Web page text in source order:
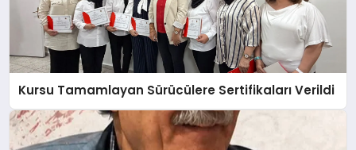
Kursu Tamamlayan Sürücülere Sertifikaları Verildi